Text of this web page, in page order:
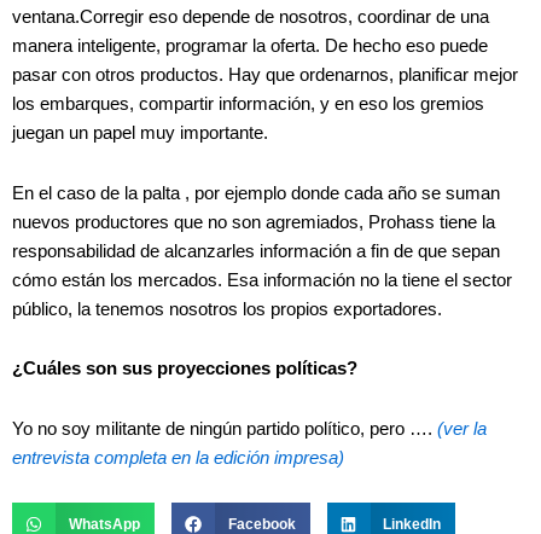
ventana.Corregir eso depende de nosotros, coordinar de una
manera inteligente, programar la oferta. De hecho eso puede
pasar con otros productos. Hay que ordenarnos, planificar mejor
los embarques, compartir información, y en eso los gremios
juegan un papel muy importante.
En el caso de la palta , por ejemplo donde cada año se suman
nuevos productores que no son agremiados, Prohass tiene la
responsabilidad de alcanzarles información a fin de que sepan
cómo están los mercados. Esa información no la tiene el sector
público, la tenemos nosotros los propios exportadores.
¿Cuáles son sus proyecciones políticas?
Yo no soy militante de ningún partido político, pero …. (ver la
entrevista completa en la edición impresa)
WhatsApp Facebook LinkedIn